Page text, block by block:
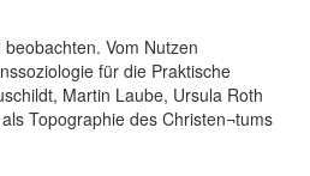
Vom Nutzen
für die Praktische
Martin Laube, Ursula Roth
Topographie des Christen¬tums